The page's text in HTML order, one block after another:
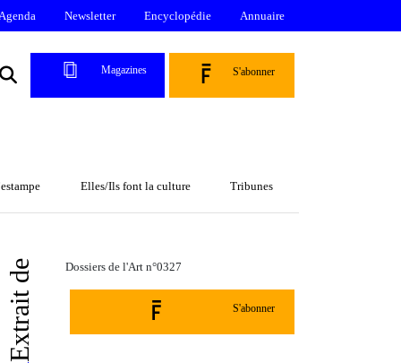
Newsletter Encyclopédie Annuaire
Magazines S'abonner
Elles/Ils font la culture Tribunes
Extrait de Dossiers de l'Art n°0327
S'abonner